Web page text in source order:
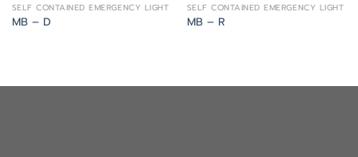
SELF CONTAINED EMERGENCY LIGHT
MB – D
SELF CONTAINED EMERGENCY LIGHT
MB – R